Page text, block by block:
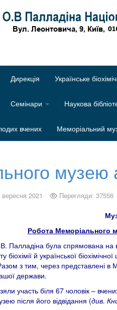
Дирекція Українське
Семінари Наукова
вчених Меморіальний
вересня 2021 Перегляди: 37556
РоботаМеморіального
була спрямована на
біохімії й української
з тим, через представлені в
держави.
участь біля 67 чоловік –
після його відвідання (див.